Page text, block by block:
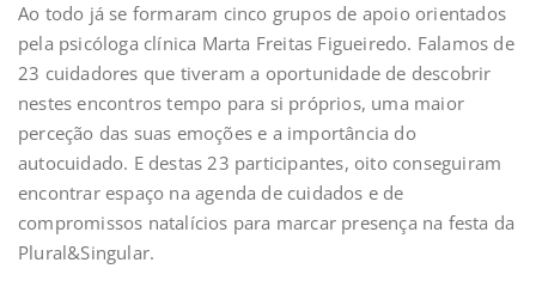
Ao todo já se formaram cinco grupos de apoio orientados
pela psicóloga clínica Marta Freitas Figueiredo. Falamos de
23 cuidadores que tiveram a oportunidade de descobrir
nestes encontros tempo para si próprios, uma maior
perceção das suas emoções e a importância do
autocuidado. E destas 23 participantes, oito conseguiram
encontrar espaço na agenda de cuidados e de
compromissos natalícios para marcar presença na festa da
Plural&Singular.